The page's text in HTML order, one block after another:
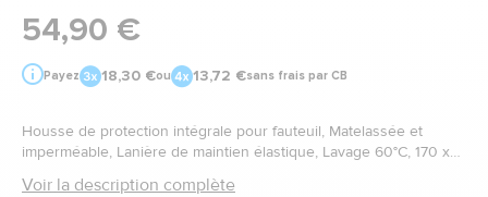
54,90 €
Payez 18,30 €ou 13,72 €sans frais par CB
Housse de protection intégrale pour fauteuil, Matelassée et
imperméable, Lanière de maintien élastique, Lavage 60°C, 170 x
Voir la description complète